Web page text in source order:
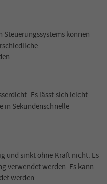
können
Es lässt sich leicht
in Sekundenschnelle
und sinkt ohne Kraft nicht. Es
verwendet werden. Es kann
werden.